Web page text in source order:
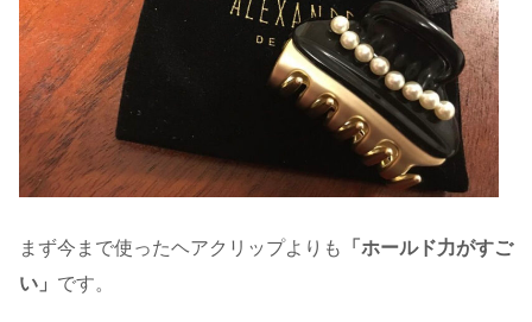
まず今まで使ったヘアクリップよりも
「ホールド力がすご
い」 です。